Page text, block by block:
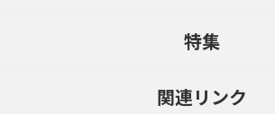
特集
関連リンク